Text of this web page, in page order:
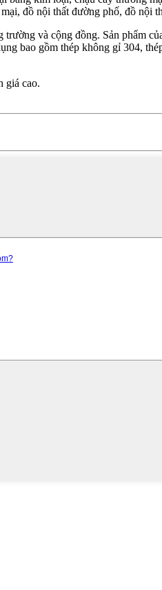
đồ nội thất đường phố, đồ nội
và cộng đồng. Sản phẩm
bao gồm thép không gỉ 304,
giá cao.